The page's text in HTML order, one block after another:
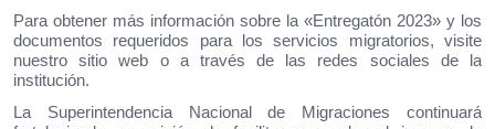
Para obtener más información sobre la «Entregatón 2023» y los
documentos requeridos para los servicios migratorios, visite
nuestro sitio web o a través de las redes sociales de la
institución.
La Superintendencia Nacional de Migraciones continuará